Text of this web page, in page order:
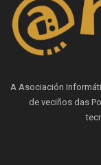
A Asociación
de veciños das